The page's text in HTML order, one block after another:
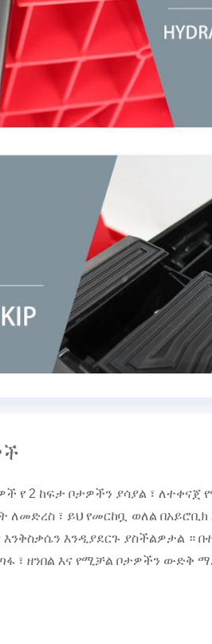
የ 2 ከፍታ ቦታዎችን ያሳያል ፣ ለተቀናጀ
ለመድረስ ፣ ይህ የመርከቧ ወለል በአይሮቢክ
እንዲያደርጉ ያስችልዎታል ።
፣ ዘንበል እና የሚቻል ቦታዎችን ውድቅ